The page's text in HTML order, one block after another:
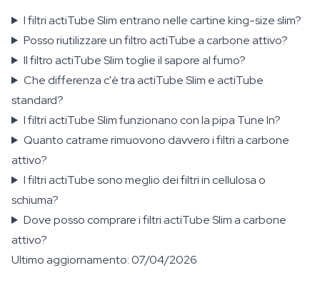
I filtri actiTube Slim entrano nelle cartine king-size slim?
Posso riutilizzare un filtro actiTube a carbone attivo?
Il filtro actiTube Slim toglie il sapore al fumo?
Che differenza c'è tra actiTube Slim e actiTube
standard?
I filtri actiTube Slim funzionano con la pipa Tune In?
Quanto catrame rimuovono davvero i filtri a carbone
attivo?
I filtri actiTube sono meglio dei filtri in cellulosa o
schiuma?
Dove posso comprare i filtri actiTube Slim a carbone
attivo?
Ultimo aggiornamento: 07/04/2026